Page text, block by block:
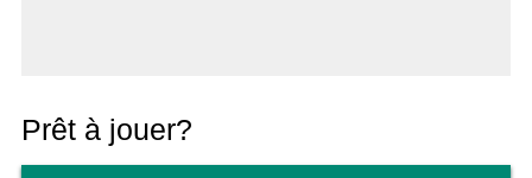
Prêt à jouer?